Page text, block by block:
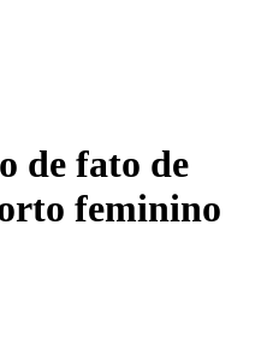
de fato de
feminino